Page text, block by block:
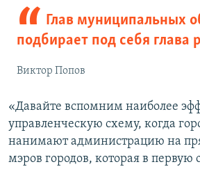
Глав муниципальных
подбирает под себя глава
Виктор Попов
«Давайте вспомним наиболее
управленческую схему, когда
нанимают администрацию на
мэров городов, которая в первую